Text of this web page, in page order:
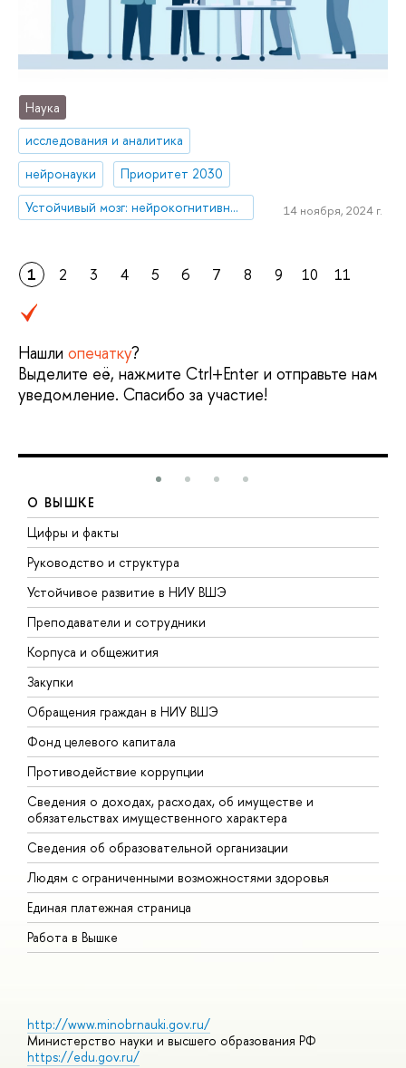
Наука
исследования и аналитика
нейронауки
Приоритет 2030
Устойчивый мозг: нейрокогнитивные технологии адаптации, обучения, развития и реабилитации человека в изменяющейся среде
14 ноября, 2024 г.
1 2 3 4 5 6 7 8 9 10 11
Нашли опечатку?
Выделите её, нажмите Ctrl+Enter и отправьте нам
уведомление. Спасибо за участие!
О ВЫШКЕ
Цифры и факты
Руководство и структура
Устойчивое развитие в НИУ ВШЭ
Преподаватели и сотрудники
Корпуса и общежития
Закупки
Обращения граждан в НИУ ВШЭ
Фонд целевого капитала
Противодействие коррупции
Сведения о доходах, расходах, об имуществе и
обязательствах имущественного характера
Сведения об образовательной организации
Людям с ограниченными возможностями здоровья
Единая платежная страница
Работа в Вышке
http://www.minobrnauki.gov.ru/
Министерство науки и высшего образования РФ
https://edu.gov.ru/